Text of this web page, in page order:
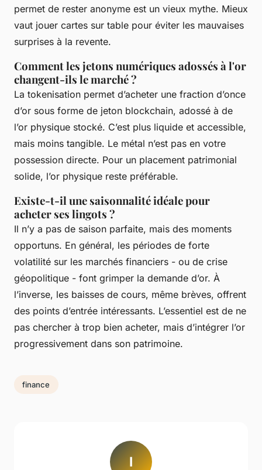
permet de rester anonyme est un vieux mythe. Mieux
vaut jouer cartes sur table pour éviter les mauvaises
surprises à la revente.
Comment les jetons numériques adossés à l'or
changent-ils le marché ?
La tokenisation permet d’acheter une fraction d’once
d’or sous forme de jeton blockchain, adossé à de
l’or physique stocké. C’est plus liquide et accessible,
mais moins tangible. Le métal n’est pas en votre
possession directe. Pour un placement patrimonial
solide, l’or physique reste préférable.
Existe-t-il une saisonnalité idéale pour
acheter ses lingots ?
Il n’y a pas de saison parfaite, mais des moments
opportuns. En général, les périodes de forte
volatilité sur les marchés financiers - ou de crise
géopolitique - font grimper la demande d’or. À
l’inverse, les baisses de cours, même brèves, offrent
des points d’entrée intéressants. L’essentiel est de ne
pas chercher à trop bien acheter, mais d’intégrer l’or
progressivement dans son patrimoine.
finance
I